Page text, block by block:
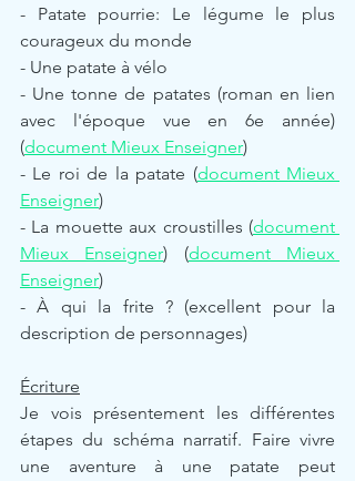
- Patate pourrie: Le légume le plus
courageux du monde
- Une patate à vélo
- Une tonne de patates (roman en lien
avec l'époque vue en 6e année)
(document Mieux Enseigner)
- Le roi de la patate (document Mieux
Enseigner)
- La mouette aux croustilles (document
Mieux Enseigner) (document Mieux
Enseigner)
- À qui la frite ? (excellent pour la
description de personnages)
Écriture
Je vois présentement les différentes
étapes du schéma narratif. Faire vivre
une aventure à une patate peut